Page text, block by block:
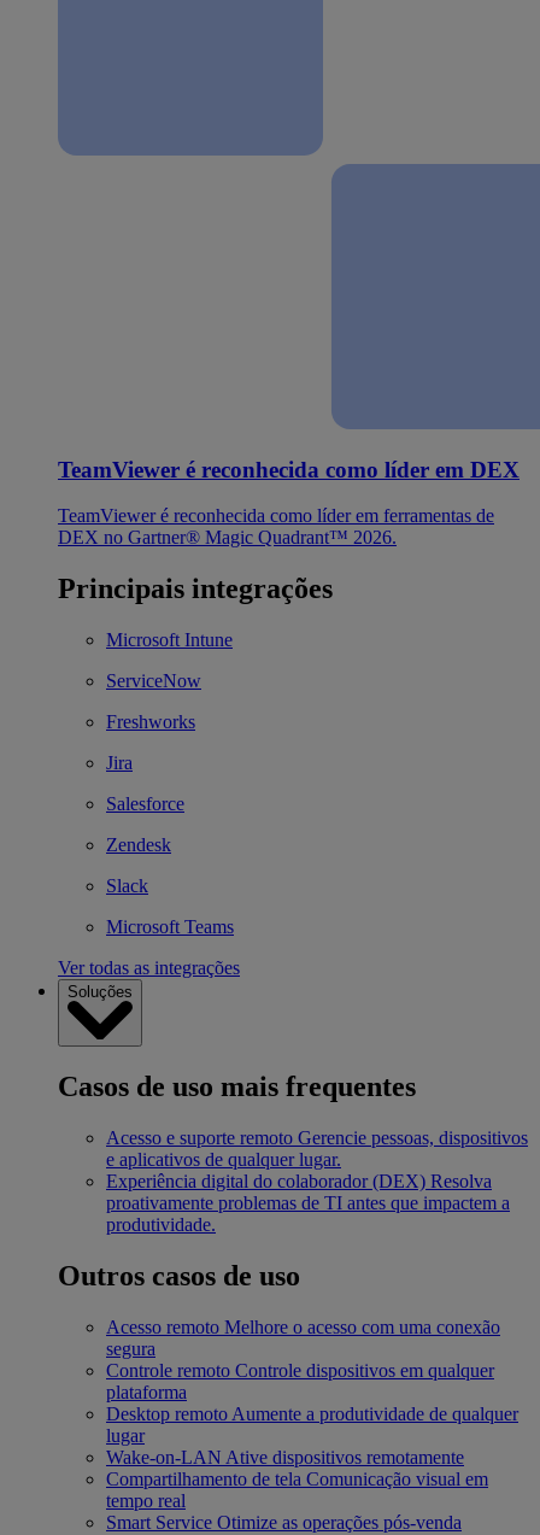
TeamViewer é reconhecida como líder em DEX
TeamViewer é reconhecida como líder em ferramentas de
DEX no Gartner® Magic Quadrant™ 2026.
Principais integrações
Microsoft Intune
ServiceNow
Freshworks
Jira
Salesforce
Zendesk
Slack
Microsoft Teams
Ver todas as integrações
Soluções
Casos de uso mais frequentes
Acesso e suporte remoto Gerencie pessoas, dispositivos
e aplicativos de qualquer lugar.
Experiência digital do colaborador (DEX) Resolva
proativamente problemas de TI antes que impactem a
produtividade.
Outros casos de uso
Acesso remoto Melhore o acesso com uma conexão
segura
Controle remoto Controle dispositivos em qualquer
plataforma
Desktop remoto Aumente a produtividade de qualquer
lugar
Wake-on-LAN Ative dispositivos remotamente
Compartilhamento de tela Comunicação visual em
tempo real
Smart Service Otimize as operações pós-venda